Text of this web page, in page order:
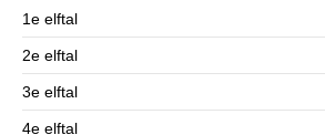
1e elftal
2e elftal
3e elftal
4e elftal